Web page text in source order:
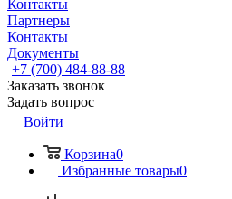
Контакты
Партнеры
Контакты
Документы
+7 (700) 484-88-88
Заказать звонок
Задать вопрос
Войти
Корзина0
Избранные товары0